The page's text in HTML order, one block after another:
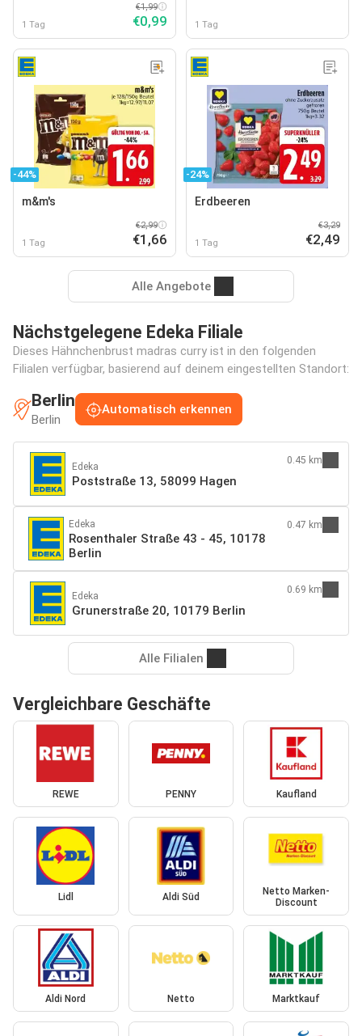
1 Tag
€1,99
€0,99 1 Tag
-44%
m&m's
1 Tag
€2,99
€1,66
-24%
Erdbeeren
1 Tag
€3,29
€2,49
Alle Angebote
Nächstgelegene Edeka Filiale
Dieses Hähnchenbrust madras curry ist in den folgenden
Filialen verfügbar, basierend auf deinem eingestellten Standort:
Berlin
Berlin
Automatisch erkennen
Edeka
Poststraße 13, 58099 Hagen
0.45 km
Edeka
Rosenthaler Straße 43 - 45, 10178
Berlin
0.47 km
Edeka
Grunerstraße 20, 10179 Berlin
0.69 km
Alle Filialen
Vergleichbare Geschäfte
REWE PENNY Kaufland
Lidl Aldi Süd
Netto Marken-
Discount
Aldi Nord Netto Marktkauf